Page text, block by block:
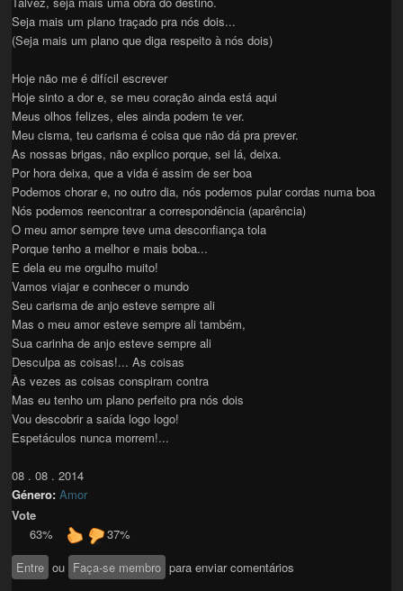
Seja mais um plano traçado pra nós dois...
(Seja mais um plano que diga respeito à nós dois)
Hoje não me é difícil escrever
Hoje sinto a dor e, se meu coração ainda está aqui
Meus olhos felizes, eles ainda podem te ver.
Meu cisma, teu carisma é coisa que não dá pra prever.
As nossas brigas, não explico porque, sei lá, deixa.
Por hora deixa, que a vida é assim de ser boa
Podemos chorar e, no outro dia, nós podemos pular cordas numa boa
Nós podemos reencontrar a correspondência (aparência)
O meu amor sempre teve uma desconfiança tola
Porque tenho a melhor e mais boba...
E dela eu me orgulho muito!
Vamos viajar e conhecer o mundo
Seu carisma de anjo esteve sempre ali
Mas o meu amor esteve sempre ali também,
Sua carinha de anjo esteve sempre ali
Desculpa as coisas!... As coisas
Às vezes as coisas conspiram contra
Mas eu tenho um plano perfeito pra nós dois
Vou descobrir a saída logo logo!
Espetáculos nunca morrem!...
08 . 08 . 2014
Género:Amor
Vote
63%
37%
Entre ou Faça-se membro para enviar comentários